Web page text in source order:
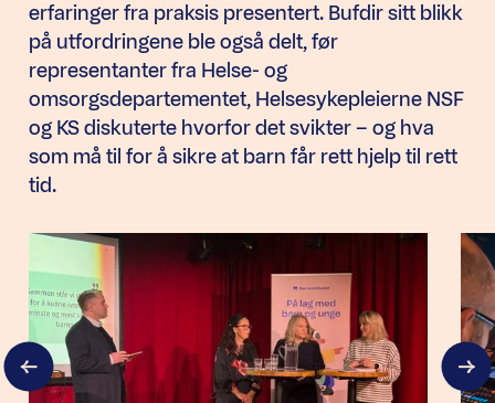
erfaringer fra praksis presentert. Bufdir sitt blikk
på utfordringene ble også delt, før
representanter fra Helse- og
omsorgsdepartementet, Helsesykepleierne NSF
og KS diskuterte hvorfor det svikter – og hva
som må til for å sikre at barn får rett hjelp til rett
tid.